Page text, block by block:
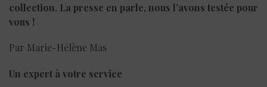
collection. La presse en parle, nous l’avons testée pour
vous !
Par Marie-Hélène Mas
Un expert à votre service